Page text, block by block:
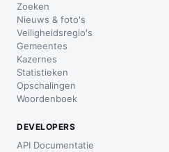
Zoeken
Nieuws & foto's
Veiligheidsregio's
Gemeentes
Kazernes
Statistieken
Opschalingen
Woordenboek
DEVELOPERS
API Documentatie